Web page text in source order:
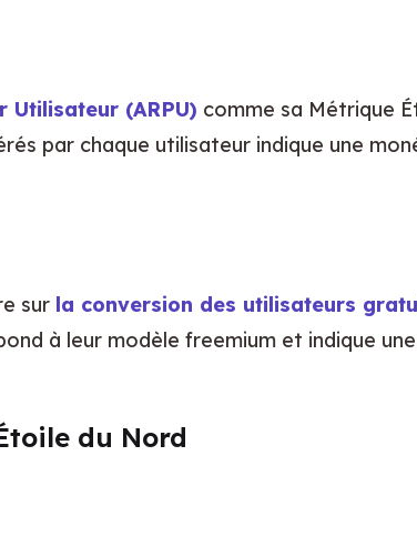
Utilisateur (ARPU) comme sa Métrique
par chaque utilisateur indique une
sur la conversion des utilisateurs
à leur modèle freemium et indique
du Nord